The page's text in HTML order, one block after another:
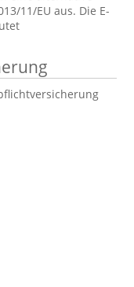
11/EU aus. Die E-